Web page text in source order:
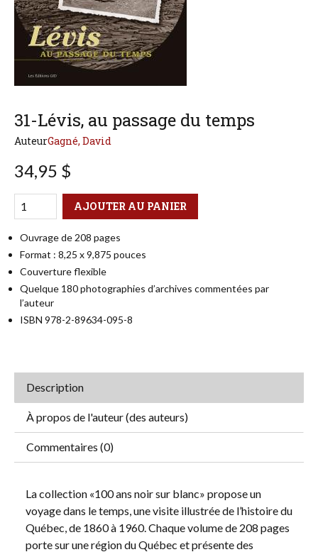
31-Lévis, au passage du temps
AuteurGagné, David
34,95 $
Qté
Format AJOUTER AU PANIER
Ouvrage de 208 pages
Format : 8,25 x 9,875 pouces
Couverture flexible
Quelque 180 photographies d’archives commentées par
l’auteur
ISBN 978-2-89634-095-8
Description
À propos de l'auteur (des auteurs)
Commentaires (0)
La collection «100 ans noir sur blanc» propose un
voyage dans le temps, une visite illustrée de l’histoire du
Québec, de 1860 à 1960. Chaque volume de 208 pages
porte sur une région du Québec et présente des